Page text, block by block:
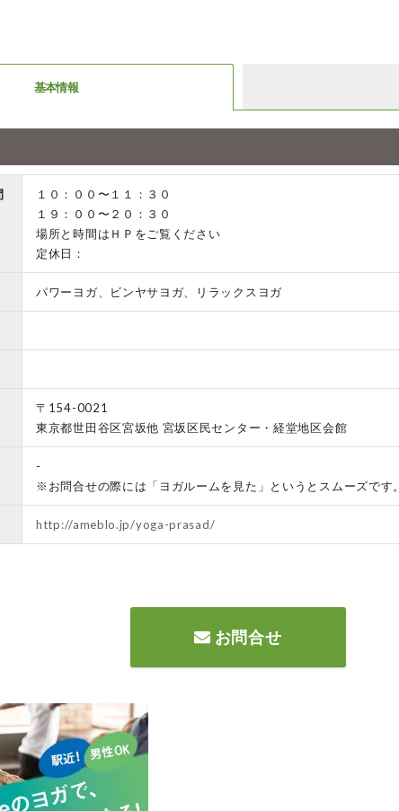
基本情報
１０：００〜１１：３０
１９：００〜２０：３０
場所と時間はＨＰをご覧ください
定休日：
パワーヨガ、ビンヤサヨガ、リラックスヨガ
〒154-0021
東京都世田谷区宮坂他 宮坂区民センター・経堂地区会館
-
※お問合せの際には「ヨガルームを見た」というとスムーズです。
http://ameblo.jp/yoga-prasad/
お問合せ